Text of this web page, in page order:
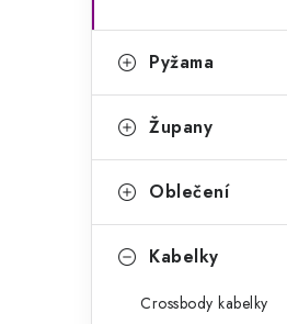
n
í
p
n
i
Pyžama
Župany
Oblečení
Kabelky
Crossbody kabelky